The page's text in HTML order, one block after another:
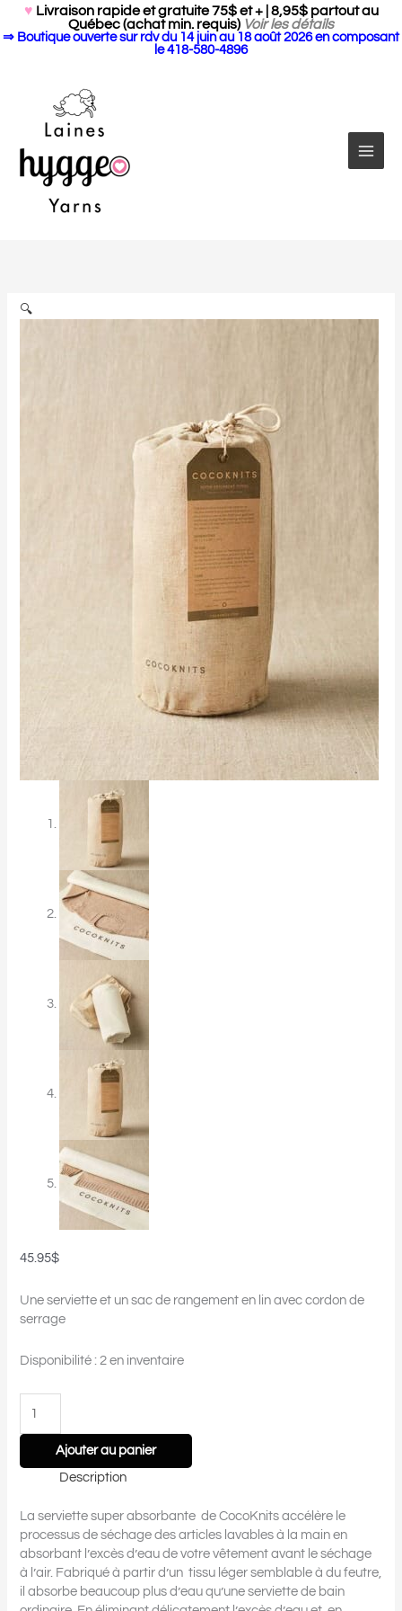
Search
for:
♥ Livraison rapide et gratuite 75$ et + | 8,95$ partout au
Québec (achat min. requis) Voir les détails
⇒ Boutique ouverte sur rdv du 14 juin au 18 août 2026 en composant
le 418-580-4896
🔍
45.95$
Une serviette et un sac de rangement en lin avec cordon de
serrage
Disponibilité : 2 en inventaire
super
Ajouter au panier
Description
La serviette super absorbante de CocoKnits accélère le
processus de séchage des articles lavables à la main en
absorbant l’excès d’eau de votre vêtement avant le séchage
à l’air. Fabriqué à partir d’untissu léger semblable à du feutre,
il absorbe beaucoup plus d’eau qu’une serviette de bain